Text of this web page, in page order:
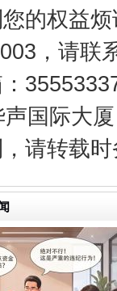
的权益
，请联
声国际大
请转载
火 生生不息